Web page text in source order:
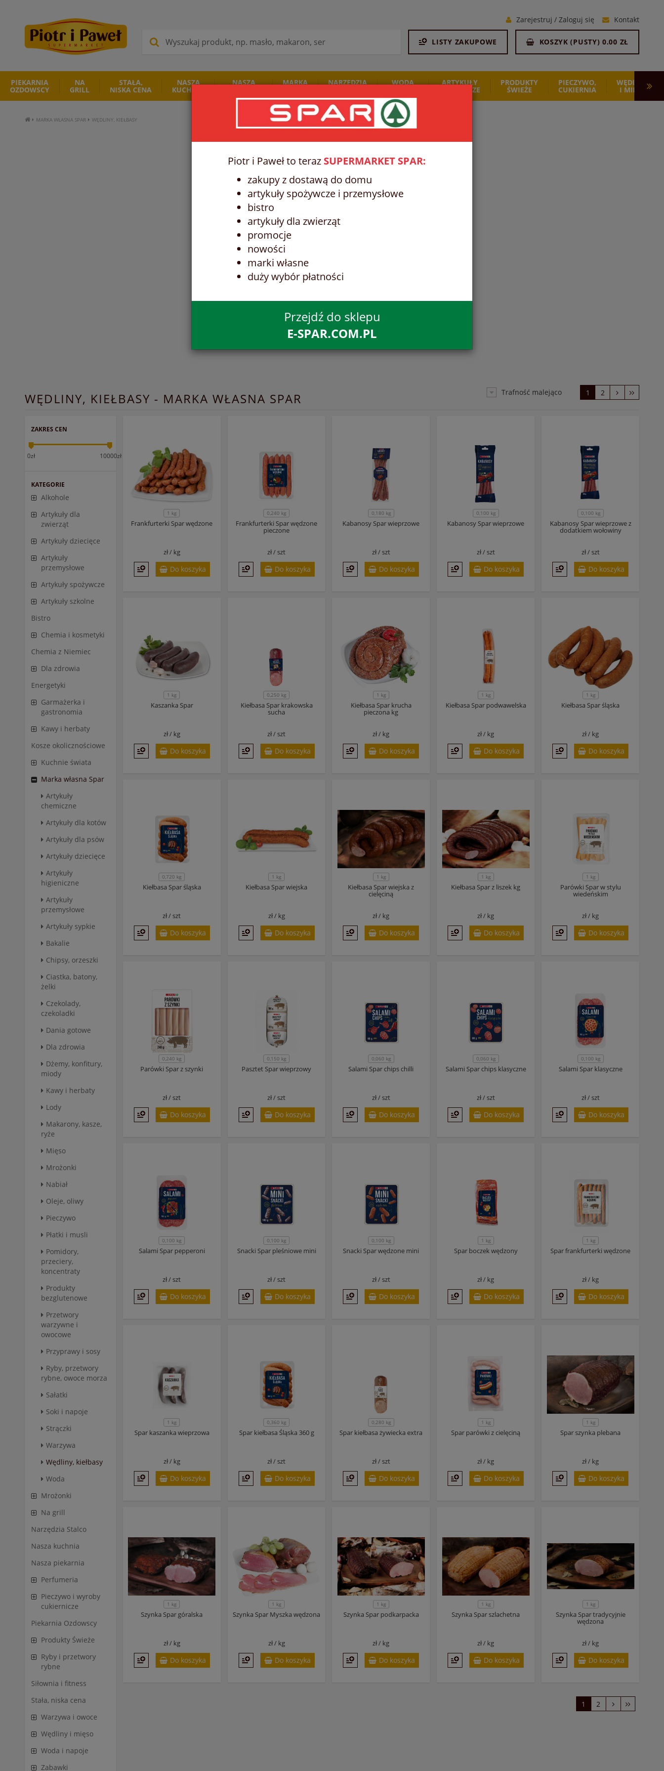
Zarejestruj / Zaloguj się Kontakt
LISTY ZAKUPOWE KOSZYK (PUSTY)0.00 ZŁ
PIEKARNIA
OZDOWSCY
NA
GRILL
STAŁA,
NISKA CENA
NASZA
KUCHNIA
NASZA MARKA NARZĘDZIA WODA ARTYKUŁY
SPOŻYWCZE
PRODUKTY
ŚWIEŻE
PIECZYWO,
CUKIERNIA
WĘDLINY
I MIĘSO
MARKA WŁASNA SPAR WĘDLINY, KIEŁBASY
WĘDLINY, KIEŁBASY - MARKA WŁASNA SPAR 1 2
Trafność malejąco
ZAKRES CEN
0zł 10000zł
KATEGORIE
Alkohole
Artykuły dla
zwierząt
Artykuły dziecięce
Artykuły
przemysłowe
Artykuły spożywcze
Artykuły szkolne
Bistro
Chemia i kosmetyki
Chemia z Niemiec
Dla zdrowia
Energetyki
Garmażerka i
gastronomia
Kawy i herbaty
Kosze okolicznościowe
Kuchnie świata
Marka własna Spar
Artykuły
chemiczne
Artykuły dla kotów
Artykuły dla psów
Artykuły dziecięce
Artykuły
higieniczne
Artykuły
przemysłowe
Artykuły sypkie
Bakalie
Chipsy, orzeszki
Ciastka, batony,
żelki
Czekolady,
czekoladki
Dania gotowe
Dla zdrowia
Dżemy, konfitury,
miody
Kawy i herbaty
Lody
Makarony, kasze,
ryże
Mięso
Mrożonki
Nabiał
Oleje, oliwy
Pieczywo
Płatki i musli
Pomidory,
przeciery,
koncentraty
Produkty
bezglutenowe
Przetwory
warzywne i
owocowe
Przyprawy i sosy
Ryby, przetwory
rybne, owoce morza
Sałatki
Soki i napoje
Strączki
Warzywa
Wędliny, kiełbasy
Woda
Mrożonki
Na grill
Narzędzia Stalco
Nasza kuchnia
Nasza piekarnia
Perfumeria
Pieczywo i wyroby
cukiernicze
Piekarnia Ozdowscy
Produkty Świeże
Ryby i przetwory
rybne
Siłownia i fitness
Stała, niska cena
Warzywa i owoce
Wędliny i mięso
Woda i napoje
Zabawki
1 kg
Frankfurterki Spar wędzone
zł / kg
Do koszyka
0,240 kg
Frankfurterki Spar wędzone
pieczone
zł /szt
Do koszyka
0,180 kg
Kabanosy Spar wieprzowe
zł /szt
Do koszyka
0,100 kg
Kabanosy Spar wieprzowe
zł /szt
Do koszyka
0,100 kg
Kabanosy Spar wieprzowe z
dodatkiem wołowiny
zł /szt
Do koszyka
1 kg
Kaszanka Spar
zł / kg
Do koszyka
0,250 kg
Kiełbasa Spar krakowska
sucha
zł /szt
Do koszyka
1 kg
Kiełbasa Spar krucha
pieczona kg
zł / kg
Do koszyka
1 kg
Kiełbasa Spar podwawelska
zł / kg
Do koszyka
1 kg
Kiełbasa Spar śląska
zł / kg
Do koszyka
0,720 kg
Kiełbasa Spar śląska
zł /szt
Do koszyka
1 kg
Kiełbasa Spar wiejska
zł / kg
Do koszyka
1 kg
Kiełbasa Spar wiejska z
cielęciną
zł / kg
Do koszyka
1 kg
Kiełbasa Spar z liszek kg
zł / kg
Do koszyka
1 kg
Parówki Spar w stylu
wiedeńskim
zł / kg
Do koszyka
0,240 kg
Parówki Spar z szynki
zł /szt
Do koszyka
0,150 kg
Pasztet Spar wieprzowy
zł /szt
Do koszyka
0,060 kg
Salami Spar chips chilli
zł /szt
Do koszyka
0,060 kg
Salami Spar chips klasyczne
zł /szt
Do koszyka
0,100 kg
Salami Spar klasyczne
zł /szt
Do koszyka
0,100 kg
Salami Spar pepperoni
zł /szt
Do koszyka
0,100 kg
Snacki Spar pleśniowe mini
zł /szt
Do koszyka
0,100 kg
Snacki Spar wędzone mini
zł /szt
Do koszyka
1 kg
Spar boczek wędzony
zł / kg
Do koszyka
1 kg
Spar frankfurterki wędzone
zł / kg
Do koszyka
1 kg
Spar kaszanka wieprzowa
zł / kg
Do koszyka
0,360 kg
Spar kiełbasa Śląska 360 g
zł /szt
Do koszyka
0,280 kg
Spar kiełbasa żywiecka extra
zł /szt
Do koszyka
1 kg
Spar parówki z cielęciną
zł / kg
Do koszyka
1 kg
Spar szynka plebana
zł / kg
Do koszyka
1 kg
Szynka Spar góralska
zł / kg
Do koszyka
1 kg
Szynka Spar Myszka wędzona
zł / kg
Do koszyka
1 kg
Szynka Spar podkarpacka
zł / kg
Do koszyka
1 kg
Szynka Spar szlachetna
zł / kg
Do koszyka
1 kg
Szynka Spar tradycyjnie
wędzona
zł / kg
Do koszyka
1 2
Piotr i Paweł to teraz SUPERMARKET SPAR:
zakupy z dostawą do domu
artykuły spożywcze i przemysłowe
bistro
artykuły dla zwierząt
promocje
nowości
marki własne
duży wybór płatności
Przejdź do sklepu
E-SPAR.COM.PL